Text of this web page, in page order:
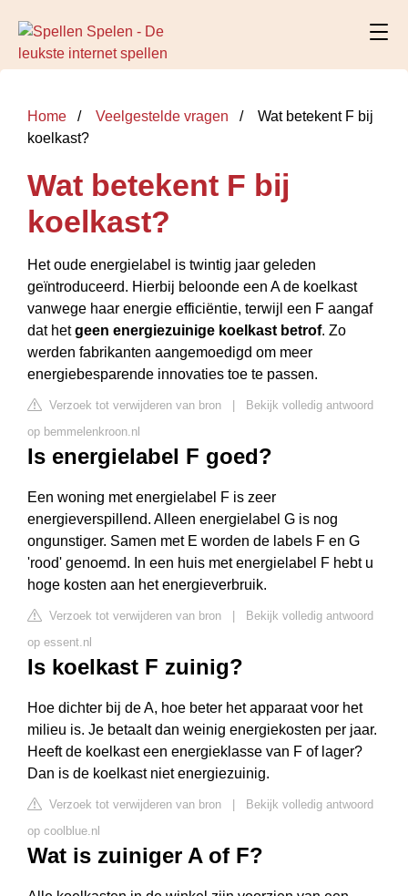
Home Veelgestelde vragen
Wat betekent F bij
koelkast?
Wat betekent F bij
koelkast?
Het oude energielabel is twintig jaar geleden
geïntroduceerd. Hierbij beloonde een A de koelkast
vanwege haar energie efficiëntie, terwijl een F aangaf
dat hetgeen energiezuinige koelkast betrof. Zo
werden fabrikanten aangemoedigd om meer
energiebesparende innovaties toe te passen.
Verzoek tot verwijderen van bron
Bekijk volledig antwoord
op bemmelenkroon.nl
Is energielabel F goed?
Een woning met energielabel F is zeer
energieverspillend. Alleen energielabel G is nog
ongunstiger. Samen met E worden de labels F en G
'rood' genoemd. In een huis met energielabel F hebt u
hoge kosten aan het energieverbruik.
Verzoek tot verwijderen van bron
Bekijk volledig antwoord
op essent.nl
Is koelkast F zuinig?
Hoe dichter bij de A, hoe beter het apparaat voor het
milieu is. Je betaalt dan weinig energiekosten per jaar.
Heeft de koelkast een energieklasse van F of lager?
Dan is de koelkast niet energiezuinig.
Verzoek tot verwijderen van bron
Bekijk volledig antwoord
op coolblue.nl
Wat is zuiniger A of F?